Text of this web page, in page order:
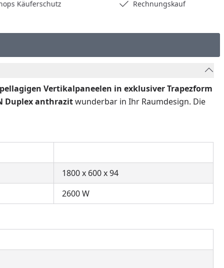
Käuferschutz Rechnungskauf
Vertikalpaneelen in exklusiver Trapezform
Duplex anthrazitwunderbar in Ihr Raumdesign. Die
1800 x 600 x 94
2600 W